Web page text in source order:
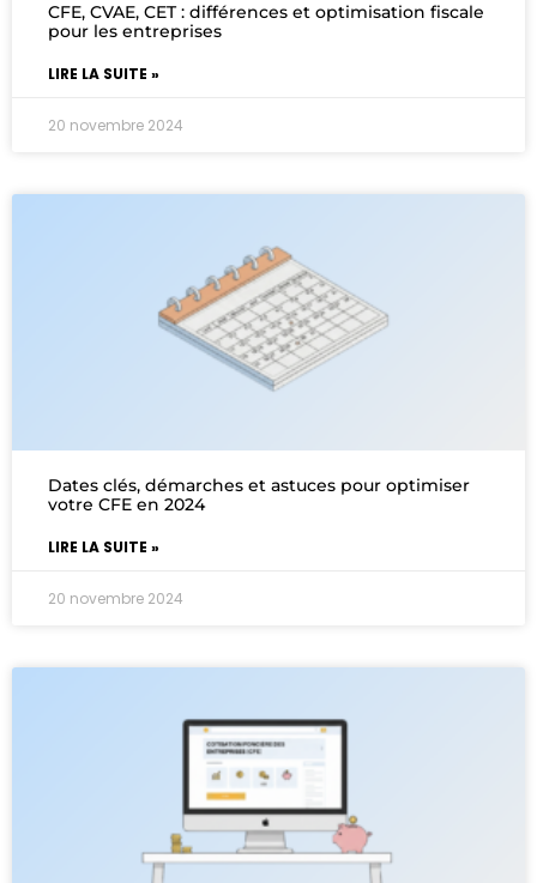
CFE, CVAE, CET : différences et optimisation fiscale
pour les entreprises
LIRE LA SUITE »
20 novembre 2024
Dates clés, démarches et astuces pour optimiser
votre CFE en 2024
LIRE LA SUITE »
20 novembre 2024